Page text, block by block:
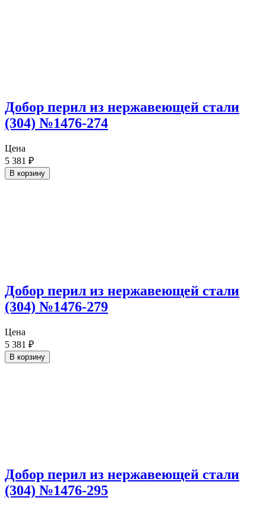
Добор перил из нержавеющей стали
(304) №1476-274
Цена
5 381 ₽
В корзину
Добор перил из нержавеющей стали
(304) №1476-279
Цена
5 381 ₽
В корзину
Добор перил из нержавеющей стали
(304) №1476-295